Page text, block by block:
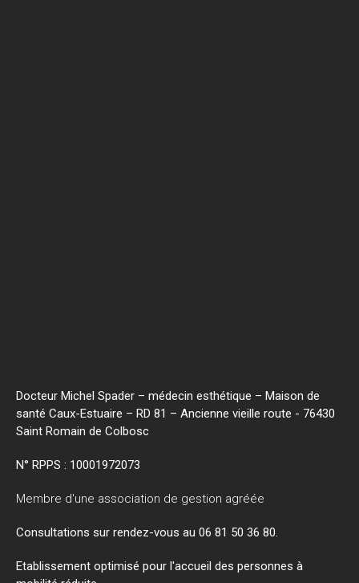
Docteur Michel Spader – médecin esthétique – Maison de
santé Caux-Estuaire – RD 81 – Ancienne vieille route - 76430
Saint Romain de Colbosc
N° RPPS : 10001972073
Membre d'une association de gestion agréée
Consultations sur rendez-vous au 06 81 50 36 80.
Etablissement optimisé pour l'accueil des personnes à